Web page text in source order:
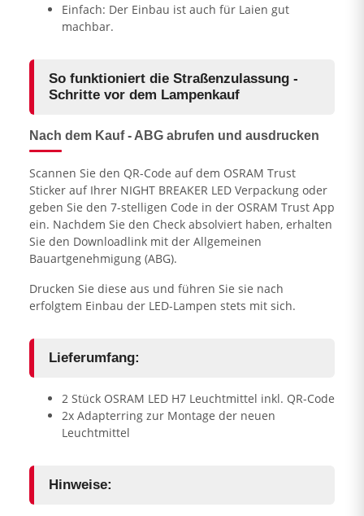
Einfach: Der Einbau ist auch für Laien gut
machbar.
So funktioniert die Straßenzulassung -
Schritte vor dem Lampenkauf
Nach dem Kauf - ABG abrufen und ausdrucken
Scannen Sie den QR-Code auf dem OSRAM Trust
Sticker auf Ihrer NIGHT BREAKER LED Verpackung oder
geben Sie den 7-stelligen Code in der OSRAM Trust App
ein. Nachdem Sie den Check absolviert haben, erhalten
Sie den Downloadlink mit der Allgemeinen
Bauartgenehmigung (ABG).
Drucken Sie diese aus und führen Sie sie nach
erfolgtem Einbau der LED-Lampen stets mit sich.
Lieferumfang:
2 Stück OSRAM LED H7 Leuchtmittel inkl. QR-Code
2x Adapterring zur Montage der neuen
Leuchtmittel
Hinweise: